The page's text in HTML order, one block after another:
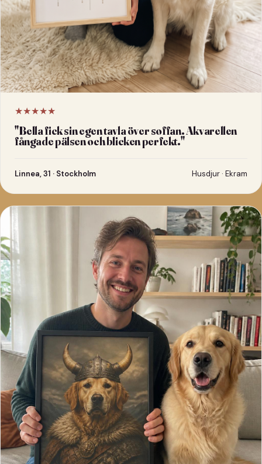
★★★★★
"Bella fick sin egen tavla över soffan. Akvarellen
fångade pälsen och blicken perfekt."
Linnea, 31 · Stockholm Husdjur · Ekram